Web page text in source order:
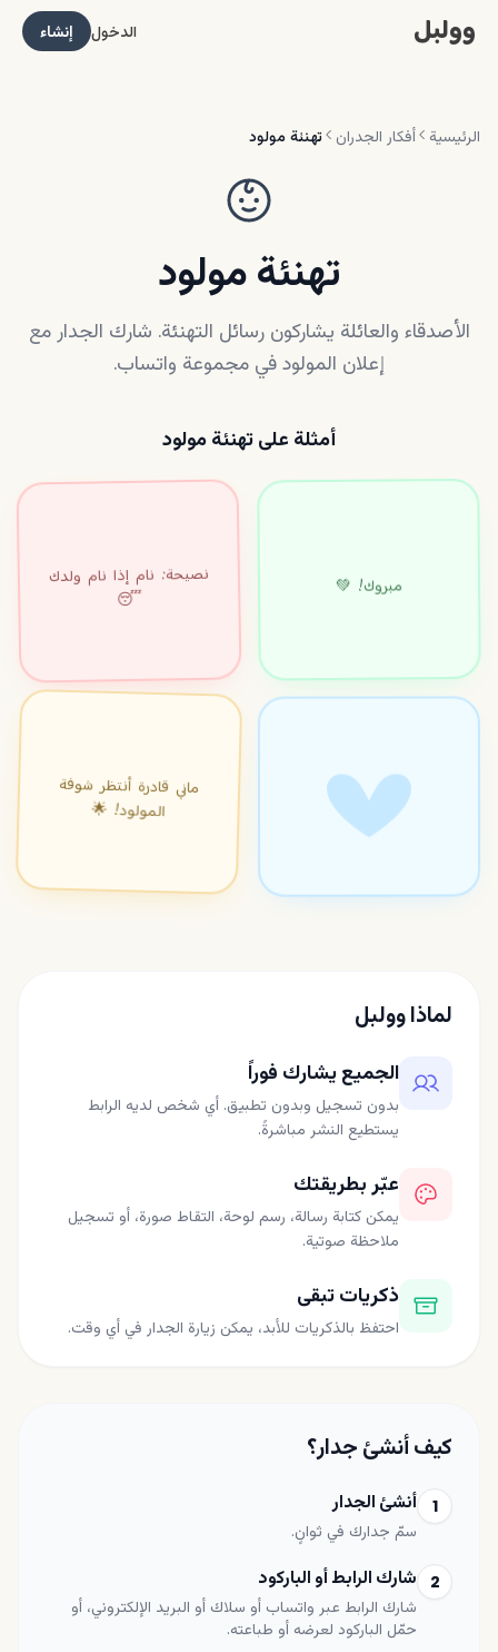
وولبل الدخول إنشاء
الرئيسية أفكار الجدران تهنئة مولود
تهنئة مولود
الأصدقاء والعائلة يشاركون رسائل التهنئة. شارك الجدار مع
إعلان المولود في مجموعة واتساب.
أمثلة على تهنئة مولود
مبروك! 💚 نصيحة: نام إذا نام ولدك
😴
ماني قادرة أنتظر شوفة
المولود! 🌟
لماذا وولبل
الجميع يشارك فوراً
بدون تسجيل وبدون تطبيق. أي شخص لديه الرابط
يستطيع النشر مباشرةً.
عبّر بطريقتك
يمكن كتابة رسالة، رسم لوحة، التقاط صورة، أو تسجيل
ملاحظة صوتية.
ذكريات تبقى
احتفظ بالذكريات للأبد، يمكن زيارة الجدار في أي وقت.
كيف أنشئ جدار؟
1 أنشئ الجدار
سمّ جدارك في ثوانٍ.
2 شارك الرابط أو الباركود
شارك الرابط عبر واتساب أو سلاك أو البريد الإلكتروني، أو
حمّل الباركود لعرضه أو طباعته.